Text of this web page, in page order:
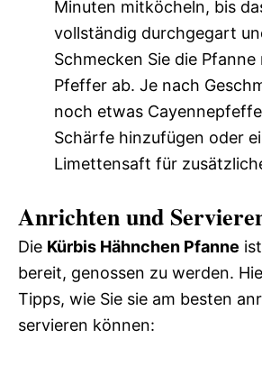
Minuten mitköcheln, bis
vollständig durchgegart
Schmecken Sie die Pfanne
Pfeffer ab. Je nach
noch etwas
Schärfe hinzufügen oder
Limettensaft für
Anrichten und
Die Kürbis Hähnchen Pfanne
bereit, genossen zu werden.
Tipps, wie Sie sie am besten
servieren können: